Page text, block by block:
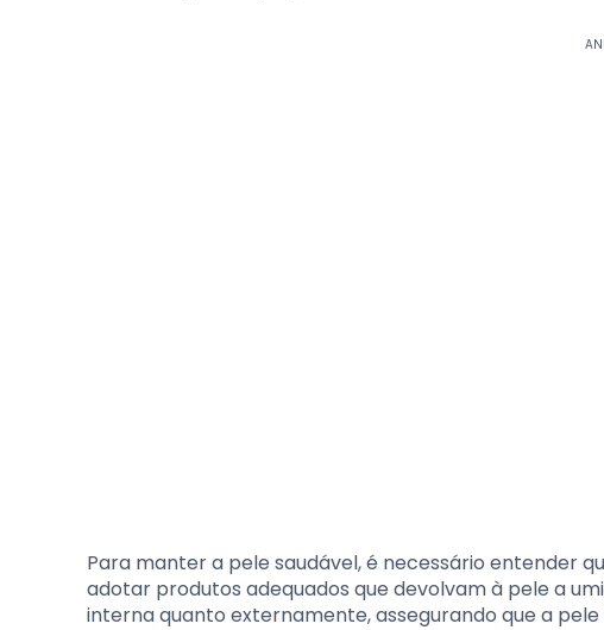
Para manter a pele saudável, é necessário entender
adotar produtos adequados que devolvam à pele a
interna quanto externamente, assegurando que a